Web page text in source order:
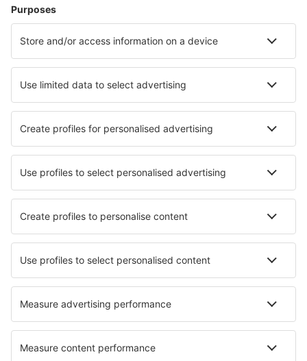
Hotels in Middelkerke Hotels in Koksijde
Hotels in Brussel Hotels in Arlon Hotels in Daverdisse
Hotels in Houthalen Hotels in Trois Ponts
Beste hotels - steden
Hotels in Střílky Hotels in Ballito Hotels in Handewitt
Hotels in Harpers Ferry Hotels in Villingen-Schwenningen
Hotels in Soulatgé Hotels in Lostock
Hotels North Bovey
Beste hotels - regio's